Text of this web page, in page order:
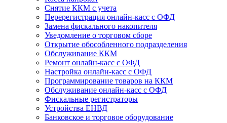
Снятие ККМ с учета
Перерегистрация онлайн-касс с ОФД
Замена фискального накопителя
Уведомление о торговом сборе
Открытие обособленного подразделения
Обслуживание ККМ
Ремонт онлайн-касс с ОФД
Настройка онлайн-касс с ОФД
Программирование товаров на ККМ
Обслуживание онлайн-касс с ОФД
Фискальные регистраторы
Устройства ЕНВД
Банковское и торговое оборудование